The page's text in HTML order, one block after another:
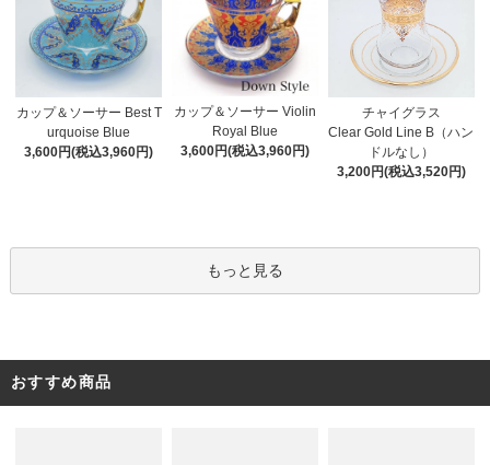
カップ＆ソーサー Best T
urquoise Blue
3,600円(税込3,960円)
カップ＆ソーサー Violin
Royal Blue
3,600円(税込3,960円)
チャイグラス
Clear Gold Line B（ハン
ドルなし）
3,200円(税込3,520円)
もっと見る
おすすめ商品